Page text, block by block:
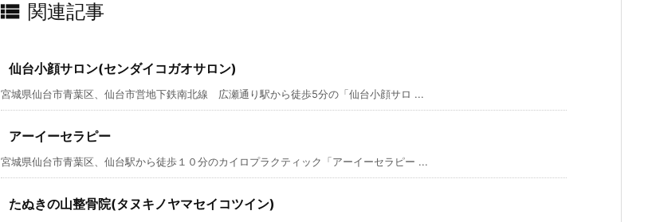
 関連記事
仙台小顔サロン(センダイコガオサロン)
宮城県仙台市青葉区、仙台市営地下鉄南北線 広瀬通り駅から徒歩5分の「仙台小顔サロ ...
アーイーセラピー
宮城県仙台市青葉区、仙台駅から徒歩１０分のカイロプラクティック「アーイーセラピー ...
たぬきの山整骨院(タヌキノヤマセイコツイン)